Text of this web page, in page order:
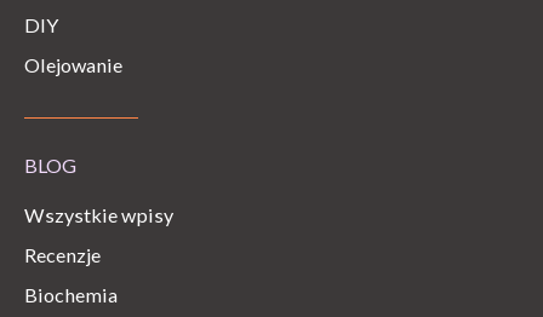
DIY
Olejowanie
BLOG
Wszystkie wpisy
Recenzje
Biochemia